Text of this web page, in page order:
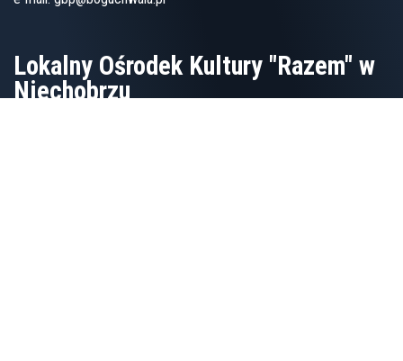
Lokalny Ośrodek Kultury "Razem" w
Niechobrzu